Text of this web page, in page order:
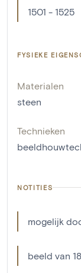
1501 - 1525
FYSIEKE
Materialen
steen
Technieken
NOTITIES
mogelijk
beeld van